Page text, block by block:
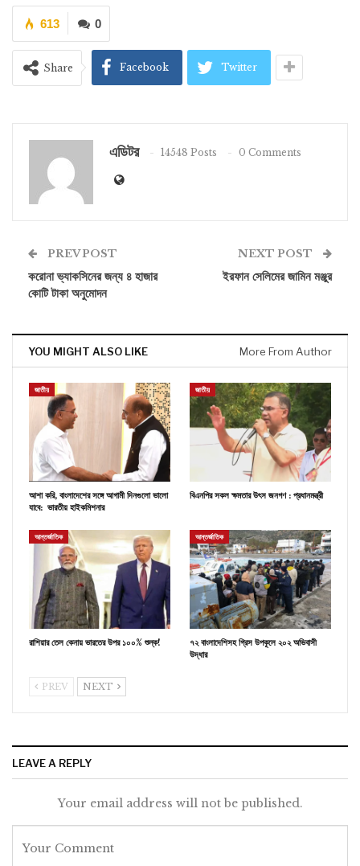
0
613
Share Facebook Twitter
এডিটর 14548 Posts 0 Comments
PREV POST
করোনা ভ্যাকসিনের জন্য ৪ হাজার
কোটি টাকা অনুমোদন
NEXT POST
ইরফান সেলিমের জামিন মঞ্জুর
YOU MIGHT ALSO LIKE More From Author
জাতীয়
আশা করি, বাংলাদেশের সঙ্গে আগামী দিনগুলো ভালো
যাবে: ভারতীয় হাইকমিশনার
জাতীয়
বিএনপির সকল ক্ষমতার উৎস জনগণ : প্রধানমন্ত্রী
আন্তর্জাতিক
রাশিয়ার তেল কেনায় ভারতের উপর ১০০% শুল্ক!
আন্তর্জাতিক
৭২ বাংলাদেশিসহ গ্রিস উপকূলে ২০২ অভিবাসী
উদ্ধার
PREV NEXT
LEAVE A REPLY
Your email address will not be published.